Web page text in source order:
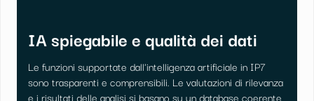
IA spiegabile e qualità dei dati
Le funzioni supportate dall'intelligenza artificiale in IP7
sono trasparenti e comprensibili. Le valutazioni di rilevanza
e i risultati delle analisi si basano su un database coerente